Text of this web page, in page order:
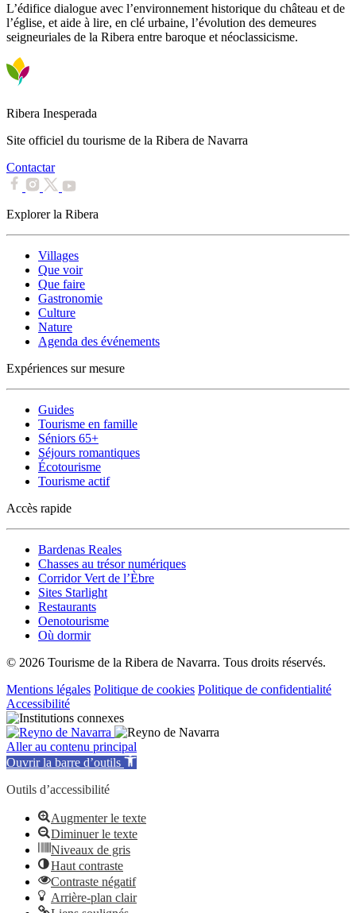
L’édifice dialogue avec l’environnement historique du château et de
l’église, et aide à lire, en clé urbaine, l’évolution des demeures
seigneuriales de la Ribera entre baroque et néoclassicisme.
Ribera Inesperada
Site officiel du tourisme de la Ribera de Navarra
Contactar
Explorer la Ribera
Villages
Que voir
Que faire
Gastronomie
Culture
Nature
Agenda des événements
Expériences sur mesure
Guides
Tourisme en famille
Séniors 65+
Séjours romantiques
Écotourisme
Tourisme actif
Accès rapide
Bardenas Reales
Chasses au trésor numériques
Corridor Vert de l’Èbre
Sites Starlight
Restaurants
Oenotourisme
Où dormir
© 2026 Tourisme de la Ribera de Navarra. Tous droits réservés.
Mentions légales Politique de cookies Politique de confidentialité
Accessibilité
Aller au contenu principal
Ouvrir la barre d’outils
Outils d’accessibilité
Augmenter le texte
Diminuer le texte
Niveaux de gris
Haut contraste
Contraste négatif
Arrière-plan clair